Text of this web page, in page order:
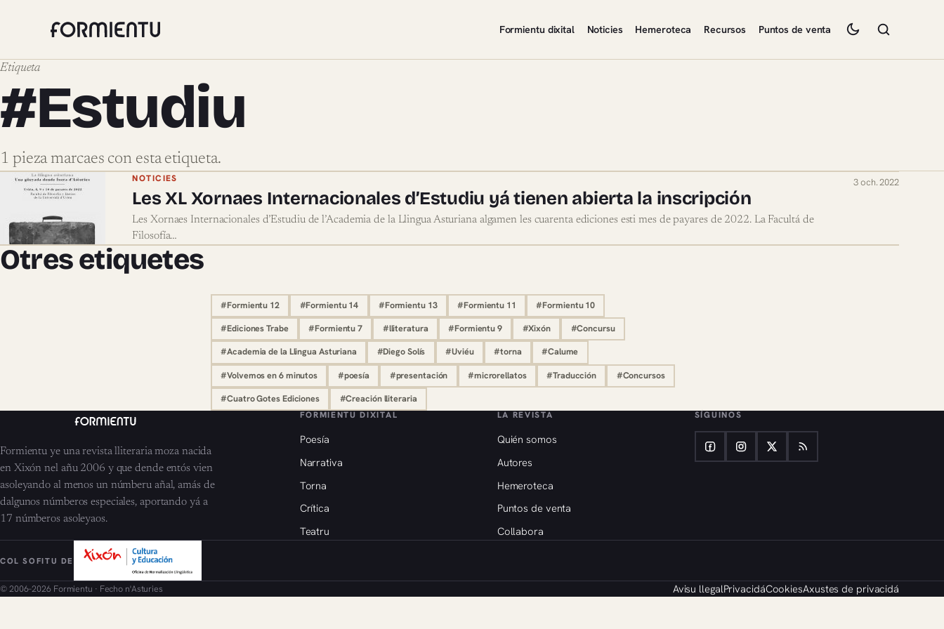
Formientu dixital Noticies Hemeroteca Recursos Puntos de venta
Etiqueta
#Estudiu
1 pieza marcaes con esta etiqueta.
Pieces marcaes con #Estudiu
NOTICIES
Les XL Xornaes Internacionales d’Estudiu yá tienen abierta la inscripción
Les Xornaes Internacionales d’Estudiu de l’Academia de la Llingua Asturiana algamen les cuarenta ediciones esti mes de payares de 2022. La Facultá de
Filosofía…
3 och. 2022
Otres etiquetes
#Formientu 12 #Formientu 14 #Formientu 13 #Formientu 11 #Formientu 10
#Ediciones Trabe #Formientu 7 #lliteratura #Formientu 9 #Xixón #Concursu
#Academia de la Llingua Asturiana #Diego Solís #Uviéu #torna #Calume
#Volvemos en 6 minutos #poesía #presentación #microrellatos #Traducción #Concursos
#Cuatro Gotes Ediciones #Creación lliteraria
Formientu ye una revista lliteraria moza nacida
en Xixón nel añu 2006 y que dende entós vien
asoleyando al menos un númberu añal, amás de
dalgunos númberos especiales, aportando yá a
17 númberos asoleyaos.
FORMIENTU DIXITAL
Poesía
Narrativa
Torna
Crítica
Teatru
LA REVISTA
Quién somos
Autores
Hemeroteca
Puntos de venta
Collabora
SÍGUINOS
COL SOFITU DE
© 2006–2026 Formientu · Fecho n'Asturies Avisu llegalPrivacidáCookiesAxustes de privacidá